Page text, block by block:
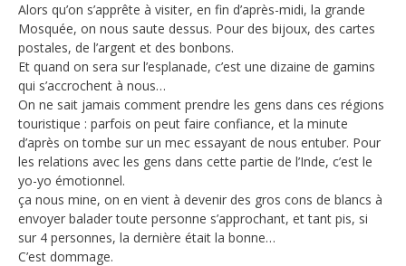
Alors qu’on s’apprête à visiter, en fin d’après-midi, la grande
Mosquée, on nous saute dessus. Pour des bijoux, des cartes
postales, de l’argent et des bonbons.
Et quand on sera sur l’esplanade, c’est une dizaine de gamins
qui s’accrochent à nous…
On ne sait jamais comment prendre les gens dans ces régions
touristique : parfois on peut faire confiance, et la minute
d’après on tombe sur un mec essayant de nous entuber. Pour
les relations avec les gens dans cette partie de l’Inde, c’est le
yo-yo émotionnel.
ça nous mine, on en vient à devenir des gros cons de blancs à
envoyer balader toute personne s’approchant, et tant pis, si
sur 4 personnes, la dernière était la bonne…
C’est dommage.